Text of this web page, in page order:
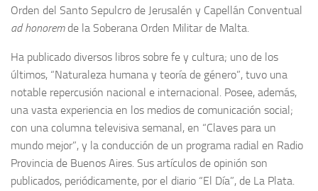
Orden del Santo Sepulcro de Jerusalén y Capellán Conventual
ad honoremde la Soberana Orden Militar de Malta.
Ha publicado diversos libros sobre fe y cultura; uno de los
últimos, “Naturaleza humana y teoría de género”, tuvo una
notable repercusión nacional e internacional. Posee, además,
una vasta experiencia en los medios de comunicación social;
con una columna televisiva semanal, en “Claves para un
mundo mejor”, y la conducción de un programa radial en Radio
Provincia de Buenos Aires. Sus artículos de opinión son
publicados, periódicamente, por el diario “El Día”, de La Plata.